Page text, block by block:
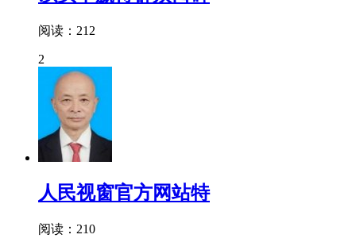
阅读：212
2
人民视窗官方网站特
阅读：210